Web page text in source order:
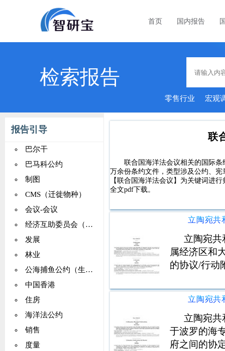
首页 国内报告
检索报告
零售行业 宏观
报告引导
巴尔干
巴马科公约
制图
CMS（迁徙物种）
会议-会议
经济互助委员会（CMEA）
发展
林业
公海捕鱼公约（生活资源：养护）
中国香港
住房
海洋法公约
销售
度量
联
联合国海洋法会议相关的国际条
万余份条约文件，类型涉及公约、
【联合国海洋法会议】为关键词进
全文pdf下载。
立陶宛共
属经济区和
的协议/行动
立陶宛共
于波罗的海
府之间的协